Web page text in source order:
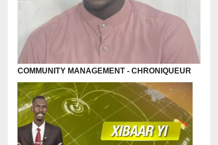
COMMUNITY MANAGEMENT - CHRONIQUEUR